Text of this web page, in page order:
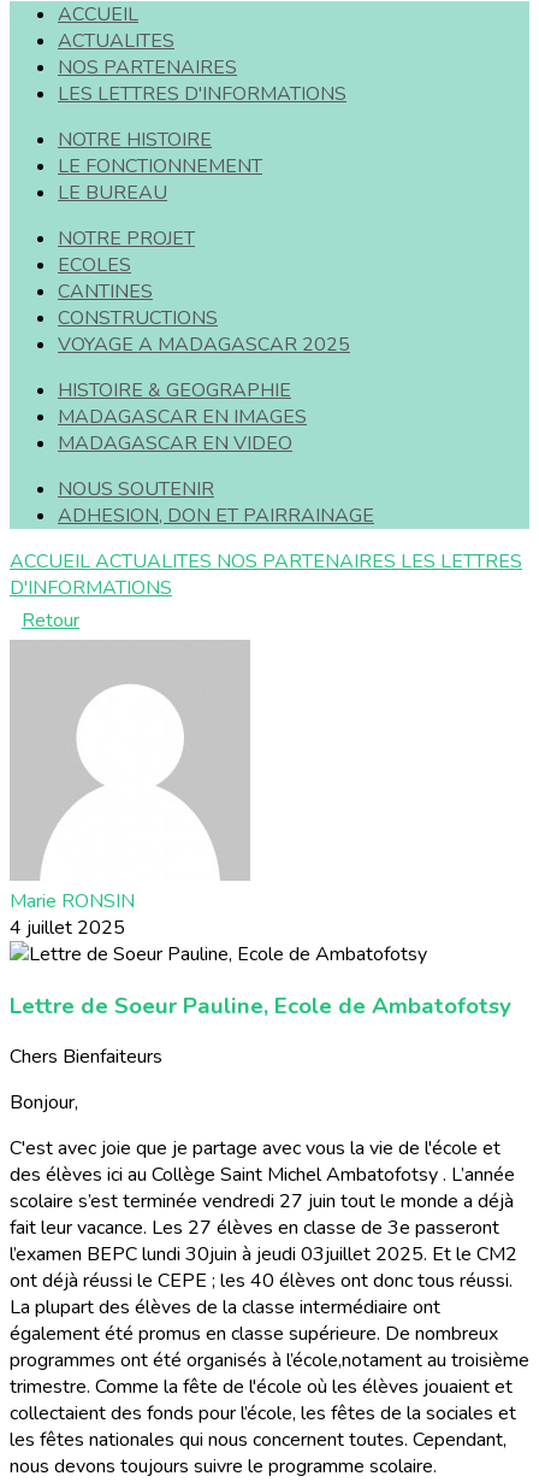
ACCUEIL
ACTUALITES
NOS PARTENAIRES
LES LETTRES D'INFORMATIONS
NOTRE HISTOIRE
LE FONCTIONNEMENT
LE BUREAU
NOTRE PROJET
ECOLES
CANTINES
CONSTRUCTIONS
VOYAGE A MADAGASCAR 2025
HISTOIRE & GEOGRAPHIE
MADAGASCAR EN IMAGES
MADAGASCAR EN VIDEO
NOUS SOUTENIR
ADHESION, DON ET PAIRRAINAGE
ACCUEILACTUALITES NOS PARTENAIRES LES LETTRES
D'INFORMATIONS
Retour
Marie RONSIN
4 juillet 2025
Lettre de Soeur Pauline, Ecole de Ambatofotsy
Chers Bienfaiteurs
Bonjour,
C'est avec joie que je partage avec vous la vie de l'école et
des élèves ici au Collège Saint Michel Ambatofotsy . L’année
scolaire s’est terminée vendredi 27 juin tout le monde a déjà
fait leur vacance. Les 27 élèves en classe de 3e passeront
l’examen BEPC lundi 30juin à jeudi 03juillet 2025. Et le CM2
ont déjà réussi le CEPE ; les 40 élèves ont donc tous réussi.
La plupart des élèves de la classe intermédiaire ont
également été promus en classe supérieure. De nombreux
programmes ont été organisés à l’école,notament au troisième
trimestre. Comme la fête de l'école où les élèves jouaient et
collectaient des fonds pour l’école, les fêtes de la sociales et
les fêtes nationales qui nous concernent toutes. Cependant,
nous devons toujours suivre le programme scolaire.